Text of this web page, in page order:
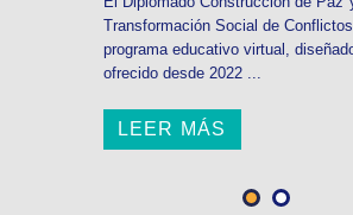
Transformación Social de
programa educativo virtual,
ofrecido desde 2022 ...
LEER MÁS